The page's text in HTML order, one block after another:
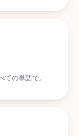
の単語で。